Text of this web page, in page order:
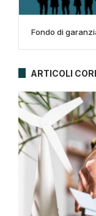
Fondo di
ARTICOLI